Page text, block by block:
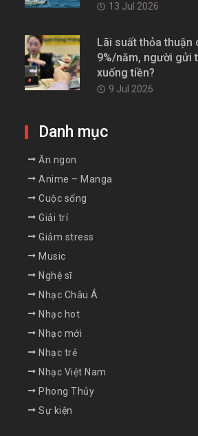
13 Jul 2026
Lãi suất thỏa thuận
9%/năm, người gửi
xuống tiền?
9 Jul 2026
Danh mục
Ăn ngon
Anime – Manga
Cuộc sống
Giải trí
Giảm stress
Music
Nghệ sĩ
Nhạc Châu Á
Nhạc hot
Nhạc mới
Nhạc trẻ
Nhạc Việt Nam
Phong Thủy
Sự kiện